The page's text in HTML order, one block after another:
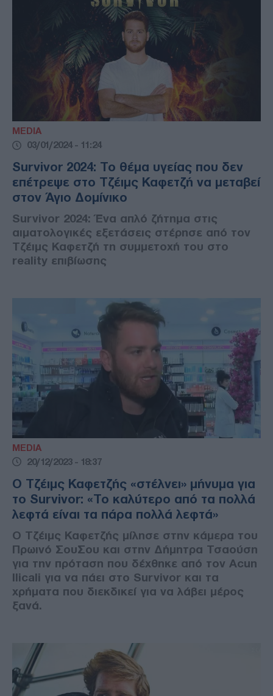
MEDIA
03/01/2024 - 11:24
Survivor 2024: Το θέμα υγείας που δεν
επέτρεψε στο Τζέιμς Καφετζή να μεταβεί
στον Άγιο Δομίνικο
Survivor 2024: Ένα απλό ζήτημα στις
αιματολογικές εξετάσεις στέρησε από τον
Τζέιμς Καφετζή τη συμμετοχή του στο
reality επιβίωσης
MEDIA
20/12/2023 - 18:37
Ο Τζέιμς Καφετζής «στέλνει» μήνυμα για
το Survivor: «Το καλύτερο από τα πολλά
λεφτά είναι τα πάρα πολλά λεφτά»
Ο Τζέιμς Καφετζής μίλησε στην κάμερα του
Πρωινό ΣουΣου και στην Δήμητρα Τσαούση
για την πρόταση που δέχθηκε από τον Acun
Ilicali για να πάει στο Survivor και τα
χρήματα που διεκδικεί για να λάβει μέρος
ξανά.